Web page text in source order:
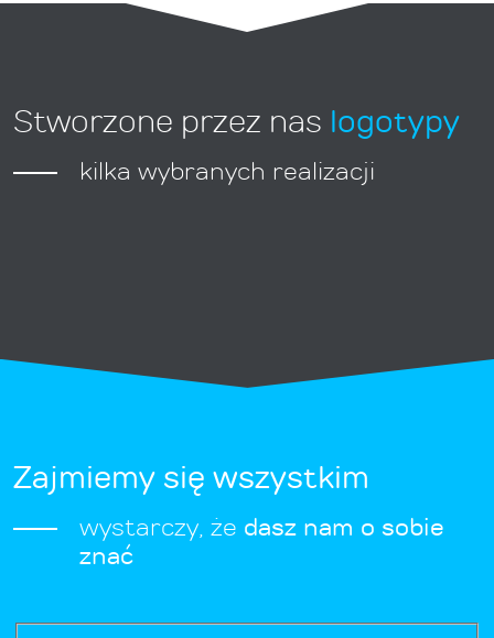
Stworzone przez nas logotypy
kilka wybranych realizacji
Zajmiemy się wszystkim
wystarczy, że dasz nam o sobie
znać